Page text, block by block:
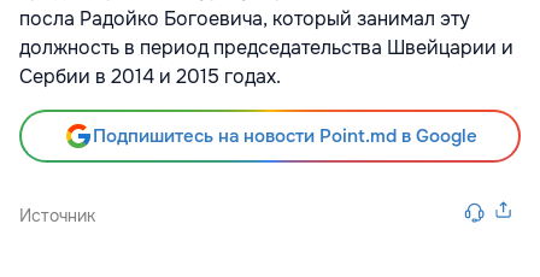
посла Радойко Богоевича, который занимал эту
должность в период председательства Швейцарии и
Сербии в 2014 и 2015 годах.
Подпишитесь на новости Point.md в Google
Источник